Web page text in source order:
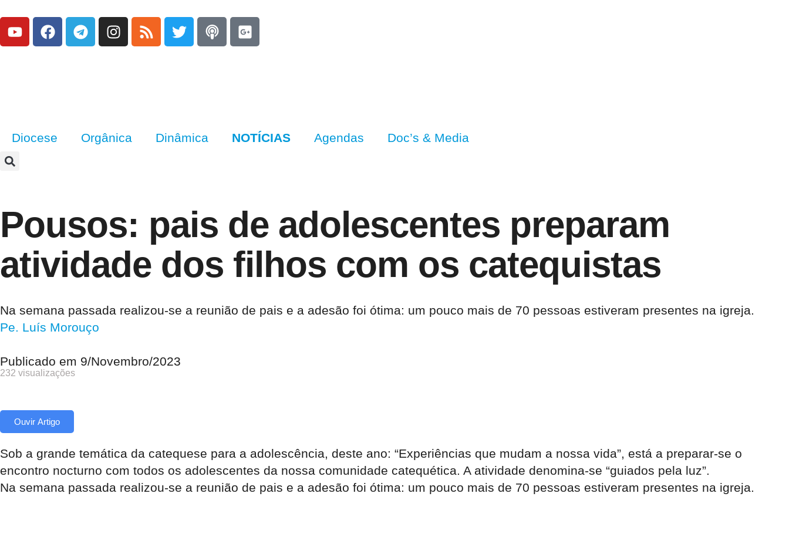
Diocese Orgânica Dinâmica NOTÍCIAS Agendas Doc’s & Media
Pousos: pais de adolescentes preparam
atividade dos filhos com os catequistas
Na semana passada realizou-se a reunião de pais e a adesão foi ótima: um pouco mais de 70 pessoas estiveram presentes na igreja.
Pe. Luís Morouço
Publicado em 9/Novembro/2023
232 visualizações
Ouvir Artigo
Sob a grande temática da catequese para a adolescência, deste ano: “Experiências que mudam a nossa vida”, está a preparar-se o
encontro nocturno com todos os adolescentes da nossa comunidade catequética. A atividade denomina-se “guiados pela luz”.
Na semana passada realizou-se a reunião de pais e a adesão foi ótima: um pouco mais de 70 pessoas estiveram presentes na igreja.